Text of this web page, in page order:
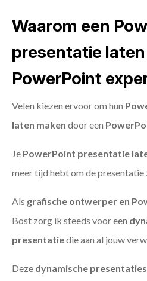
Waarom een
presentatie
PowerPoint
Velen kiezen ervoor om hun
laten maken door een
Je PowerPoint presentatie
meer tijd hebt om de
Als grafische ontwerper en
Bost zorg ik steeds voor een
presentatiedie aan al jouw
Deze dynamische presentaties